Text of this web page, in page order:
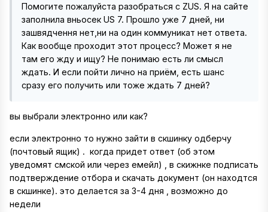
Помогите пожалуйста разобраться с ZUS. Я на сайте
заполнила вньосек US 7. Прошло уже 7 дней, ни
зашвядчення нет,ни на один коммуникат нет ответа.
Как вообще проходит этот процесс? Может я не
там его жду и ищу? Не понимаю есть ли смысл
ждать. И если пойти лично на приём, есть шанс
сразу его получить или тоже ждать 7 дней?
вы выбрали электронно или как?
если электронно то нужно зайти в скшинку одберчу
(почтовый ящик) . когда придет ответ (об этом
уведомят смской или через емейл) , в скижнке подписать
подтверждение отбора и скачать документ (он находтся
в скшинке). это делается за 3-4 дня , возможно до
недели